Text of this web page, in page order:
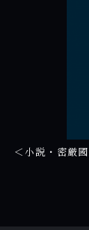
＜小説・密厳